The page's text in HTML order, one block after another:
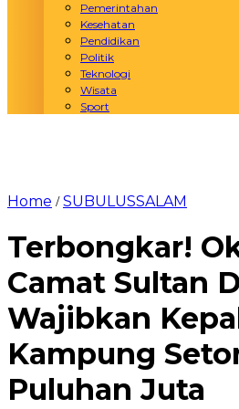
Pemerintahan
Kesehatan
Pendidikan
Politik
Teknologi
Wisata
Sport
Home /SUBULUSSALAM
Terbongkar!
Camat Sultan
Wajibkan
Kampung
Puluhan Juta